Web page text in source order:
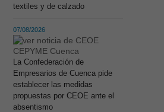
textiles y de calzado
07/08/2026
La Confederación de
Empresarios de Cuenca pide
establecer las medidas
propuestas por CEOE ante el
absentismo